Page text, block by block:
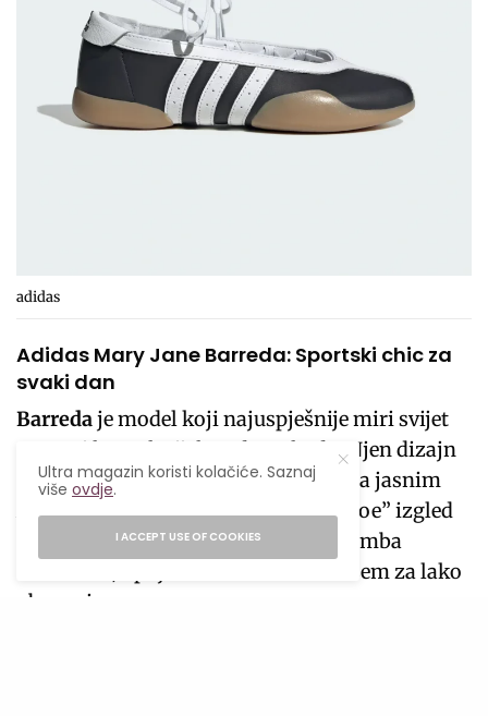
adidas
Adidas Mary Jane Barreda: Sportski chic za
svaki dan
Barredaje model koji najuspješnije miri svijet
sporta i kancelarijskog dress koda. Njen dizajn
podsjeća na klasičnu baletanku, ali sa jasnim
Adidas potpisom. Prepoznatljiv “T-toe” izgled
prstiju (sličan onom na Gazelle ili Samba
modelima) spojen sa elastičnim kaišem za lako
obuvanje.
Ultra magazin koristi kolačiće. Saznaj
višeovdje.
I ACCEPT USE OF COOKIES